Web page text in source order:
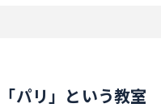
パリ」という教室